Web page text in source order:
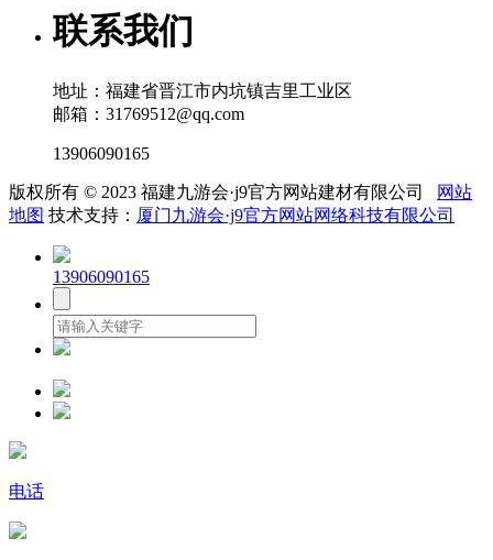
联系我们
地址：福建省晋江市内坑镇吉里工业区
邮箱：31769512@qq.com
13906090165
版权所有 © 2023 福建九游会·j9官方网站建材有限公司
网站
地图 技术支持： 厦门九游会·j9官方网站网络科技有限公司
13906090165
电话